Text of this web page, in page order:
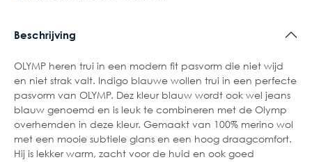
Beschrijving
OLYMP heren trui in een modern fit pasvorm die niet wijd
en niet strak valt. Indigo blauwe wollen trui in een perfecte
pasvorm van OLYMP. Dez kleur blauw wordt ook wel jeans
blauw genoemd en is leuk te combineren met de Olymp
overhemden in deze kleur. Gemaakt van 100% merino wol
met een mooie subtiele glans en een hoog draagcomfort.
Hij is lekker warm, zacht voor de huid en ook goed